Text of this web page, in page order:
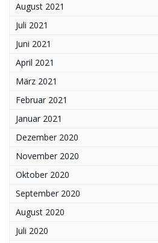
August 2021
Juli 2021
Juni 2021
April 2021
März 2021
Februar 2021
Januar 2021
Dezember 2020
November 2020
Oktober 2020
September 2020
August 2020
Juli 2020